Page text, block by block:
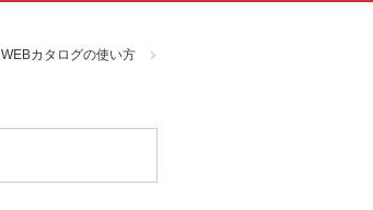
WEBカタログの使い方